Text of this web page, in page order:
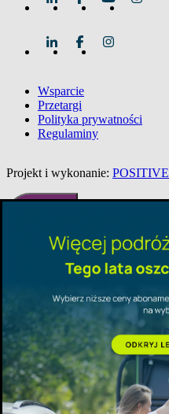
Wsparcie
Przetargi
Polityka prywatności
Regulaminy
Projekt i wykonanie: POSITIVE